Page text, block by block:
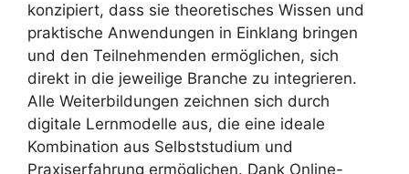
konzipiert, dass sie theoretisches Wissen und
praktische Anwendungen in Einklang bringen
und den Teilnehmenden ermöglichen, sich
direkt in die jeweilige Branche zu integrieren.
Alle Weiterbildungen zeichnen sich durch
digitale Lernmodelle aus, die eine ideale
Kombination aus Selbststudium und
Praxiserfahrung ermöglichen. Dank Online-